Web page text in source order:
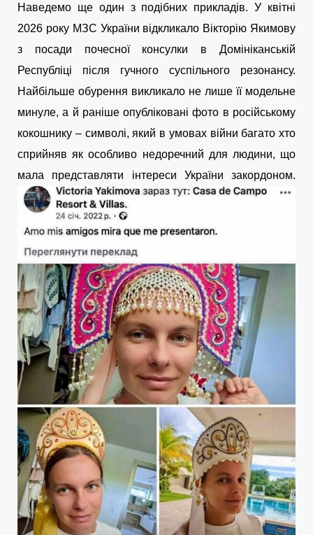
Наведемо ще один з подібних прикладів. У квітні
2026 року МЗС України відкликало Вікторію Якимову
з посади почесної консулки в Домініканській
Республіці після гучного суспільного резонансу.
Найбільше обурення викликало не лише її модельне
минуле, а й раніше опубліковані фото в російському
кокошнику – символі, який в умовах війни багато хто
сприйняв як особливо недоречний для людини, що
мала представляти інтереси України закордоном.